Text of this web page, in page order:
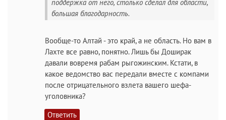
поддержка от него, столько сделал для области,
большая благодарность.
Вообще-то Алтай - это край, а не область. Но вам в
Лахте все равно, понятно. Лишь бы Доширак
давали вовремя рабам рыгожинским. Кстати, в
какое ведомство вас передали вместе с компами
после отрицательного взлета вашего шефа-
уголовника?
Ответить